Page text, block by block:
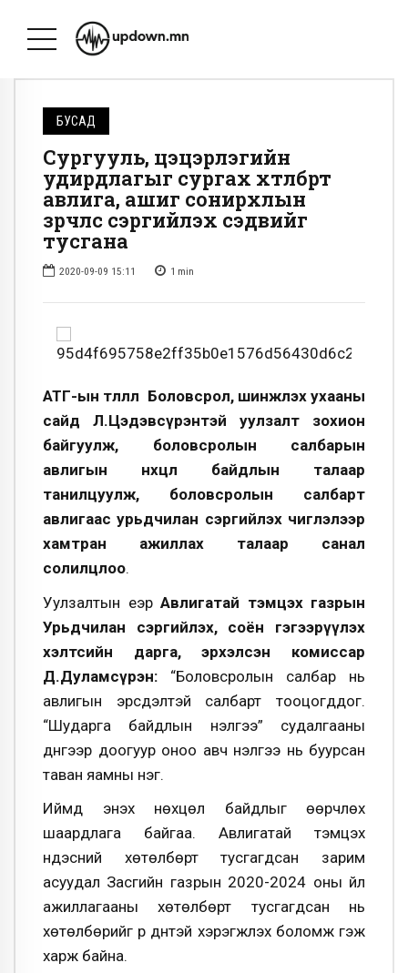
БУСАД
Сургууль, цэцэрлэгийн
удирдлагыг сургах хөтөлбөрт
авлига, ашиг сонирхлын
зөрчлөөс сэргийлэх сэдвийг
тусгана
2020-09-09 15:11 1 min
АТГ-ын төлөөлөл Боловсрол, шинжлэх ухааны
сайд Л.Цэдэвсүрэнтэй уулзалт зохион
байгуулж, боловсролын салбарын
авлигын нөхцөл байдлын талаар
танилцуулж, боловсролын салбарт
авлигаас урьдчилан сэргийлэх чиглэлээр
хамтран ажиллах талаар санал
солилцлоо.
Уулзалтын үеэр Авлигатай тэмцэх газрын
Урьдчилан сэргийлэх, соён гэгээрүүлэх
хэлтсийн дарга, эрхэлсэн комиссар
Д.Дуламсүрэн: “Боловсролын салбар нь
авлигын эрсдэлтэй салбарт тооцогддог.
“Шударга байдлын үнэлгээ” судалгааны
дүнгээр доогуур оноо авч үнэлгээ нь буурсан
таван яамны нэг.
Иймд энэхүү нөхцөл байдлыг өөрчлөх
шаардлага байгаа. Авлигатай тэмцэх
үндэсний хөтөлбөрт тусгагдсан зарим
асуудал Засгийн газрын 2020-2024 оны үйл
ажиллагааны хөтөлбөрт тусгагдсан нь
хөтөлбөрийг үр дүнтэй хэрэгжүүлэх боломж гэж
харж байна.